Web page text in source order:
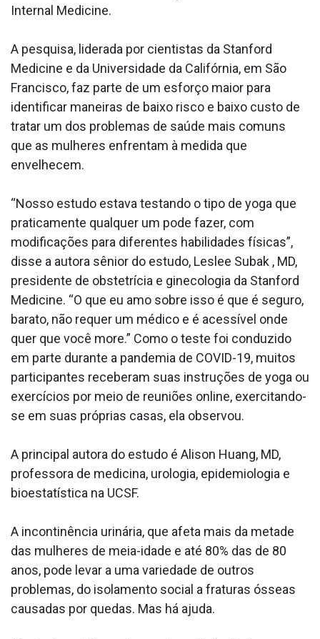
Internal Medicine.
A pesquisa, liderada por cientistas da Stanford
Medicine e da Universidade da Califórnia, em São
Francisco, faz parte de um esforço maior para
identificar maneiras de baixo risco e baixo custo de
tratar um dos problemas de saúde mais comuns
que as mulheres enfrentam à medida que
envelhecem.
“Nosso estudo estava testando o tipo de yoga que
praticamente qualquer um pode fazer, com
modificações para diferentes habilidades físicas”,
disse a autora sênior do estudo, Leslee Subak , MD,
presidente de obstetrícia e ginecologia da Stanford
Medicine. “O que eu amo sobre isso é que é seguro,
barato, não requer um médico e é acessível onde
quer que você more.” Como o teste foi conduzido
em parte durante a pandemia de COVID-19, muitos
participantes receberam suas instruções de yoga ou
exercícios por meio de reuniões online, exercitando-
se em suas próprias casas, ela observou.
A principal autora do estudo é Alison Huang, MD,
professora de medicina, urologia, epidemiologia e
bioestatística na UCSF.
A incontinência urinária, que afeta mais da metade
das mulheres de meia-idade e até 80% das de 80
anos, pode levar a uma variedade de outros
problemas, do isolamento social a fraturas ósseas
causadas por quedas. Mas há ajuda.